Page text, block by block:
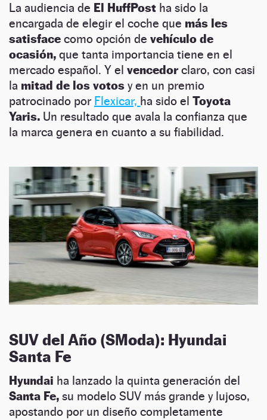
La audiencia de El HuffPost ha sido la
encargada de elegir el coche que más les
satisface como opción de vehículo de
ocasión, que tanta importancia tiene en el
mercado español. Y el vencedorclaro, con casi
la mitad de los votos y en un premio
patrocinado por Flexicar, ha sido el Toyota
Yaris. Un resultado que avala la confianza que
la marca genera en cuanto a su fiabilidad.
SUV del Año (SModa): Hyundai
Santa Fe
Hyundai ha lanzado la quinta generación del
Santa Fe, su modelo SUV más grande y lujoso,
apostando por un diseño completamente